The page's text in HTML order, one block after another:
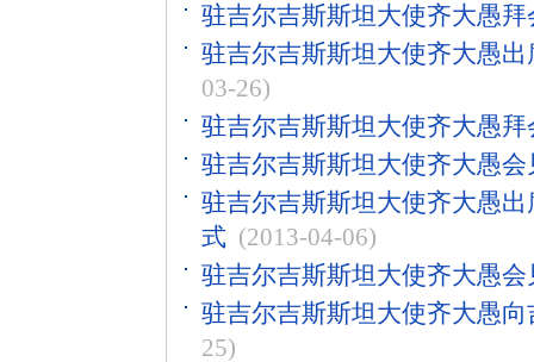
驻吉尔吉斯斯坦大使齐大愚
驻吉尔吉斯斯坦大使齐大愚
03-26)
驻吉尔吉斯斯坦大使齐大愚
驻吉尔吉斯斯坦大使齐大愚
驻吉尔吉斯斯坦大使齐大愚
式 (2013-04-06)
驻吉尔吉斯斯坦大使齐大愚
驻吉尔吉斯斯坦大使齐大愚
25)